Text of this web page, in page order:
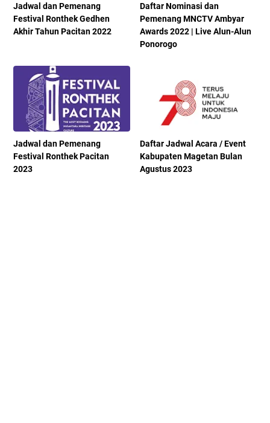
Jadwal dan Pemenang
Festival Ronthek Gedhen
Akhir Tahun Pacitan 2022
Daftar Nominasi dan
Pemenang MNCTV Ambyar
Awards 2022 | Live Alun-Alun
Ponorogo
Jadwal dan Pemenang
Festival Ronthek Pacitan
2023
Daftar Jadwal Acara / Event
Kabupaten Magetan Bulan
Agustus 2023